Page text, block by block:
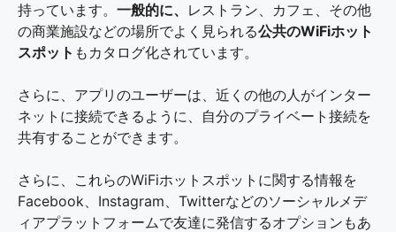
持っています。 一般的に、 レストラン、カフェ、その他
の商業施設などの場所でよく見られる公共のWiFiホット
スポット もカタログ化されています。
さらに、アプリのユーザーは、近くの他の人がインター
ネットに接続できるように、自分のプライベート接続を
共有することができます。
さらに、これらのWiFiホットスポットに関する情報を
Facebook、Instagram、Twitterなどのソーシャルメデ
ィアプラットフォームで友達に発信するオプションもあ